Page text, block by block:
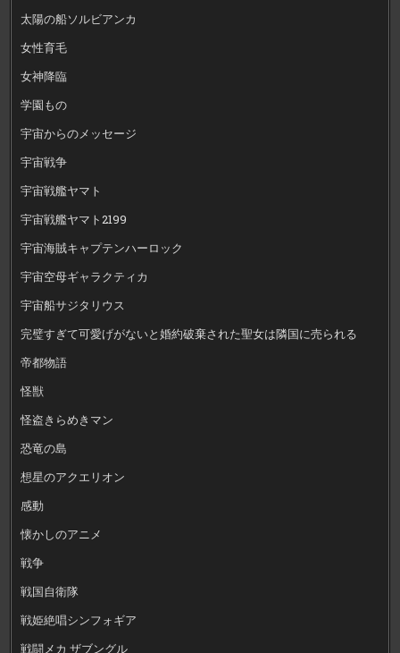
太陽の船ソルビアンカ
女性育毛
女神降臨
学園もの
宇宙からのメッセージ
宇宙戦争
宇宙戦艦ヤマト
宇宙戦艦ヤマト2199
宇宙海賊キャプテンハーロック
宇宙空母ギャラクティカ
宇宙船サジタリウス
完璧すぎて可愛げがないと婚約破棄された聖女は隣国に売られる
帝都物語
怪獣
怪盗きらめきマン
恐竜の島
想星のアクエリオン
感動
懐かしのアニメ
戦争
戦国自衛隊
戦姫絶唱シンフォギア
戦闘メカ ザブングル